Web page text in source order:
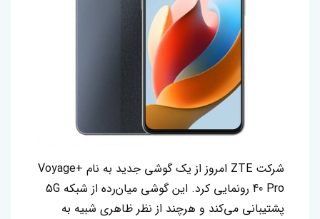
شرکت ZTE امروز از یک‌ گوشی جدید به نام +Voyage
40 Pro رونمایی کرد. این گوشی میان‌رده از شبکه 5G
پشتیبانی می‌کند و هرچند از نظر ظاهری شبیه به